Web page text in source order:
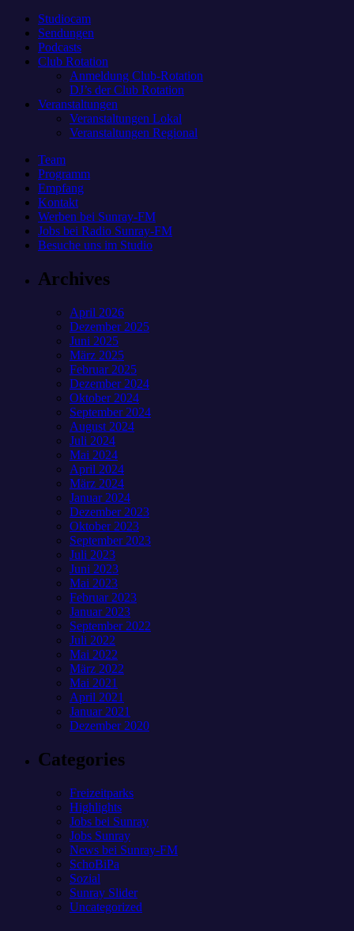
Studiocam
Sendungen
Podcasts
Club Rotation
Anmeldung Club-Rotation
DJ’s der Club Rotation
Veranstaltungen
Veranstaltungen Lokal
Veranstaltungen Regional
Team
Programm
Empfang
Kontakt
Werben bei Sunray-FM
Jobs bei Radio Sunray-FM
Besuche uns im Studio
Archives
April 2026
Dezember 2025
Juni 2025
März 2025
Februar 2025
Dezember 2024
Oktober 2024
September 2024
August 2024
Juli 2024
Mai 2024
April 2024
März 2024
Januar 2024
Dezember 2023
Oktober 2023
September 2023
Juli 2023
Juni 2023
Mai 2023
Februar 2023
Januar 2023
September 2022
Juli 2022
Mai 2022
März 2022
Mai 2021
April 2021
Januar 2021
Dezember 2020
Categories
Freizeitparks
Highlights
Jobs bei Sunray
Jobs Sunray
News bei Sunray-FM
SchoBiPa
Sozial
Sunray Slider
Uncategorized